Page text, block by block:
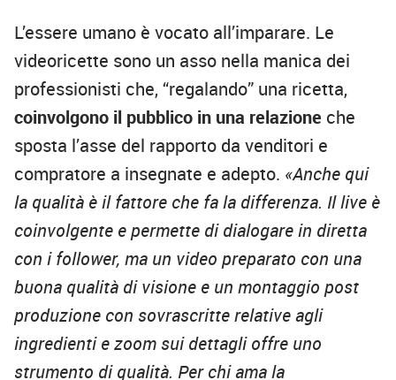
L’essere umano è vocato all’imparare. Le
videoricette sono un asso nella manica dei
professionisti che, “regalando” una ricetta,
coinvolgono il pubblico in una relazione che
sposta l’asse del rapporto da venditori e
compratore a insegnate e adepto. «Anche qui
la qualità è il fattore che fa la differenza. Il live è
coinvolgente e permette di dialogare in diretta
con i follower, ma un video preparato con una
buona qualità di visione e un montaggio post
produzione con sovrascritte relative agli
ingredienti e zoom sui dettagli offre uno
strumento di qualità. Per chi ama la